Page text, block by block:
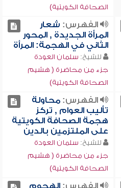
الصحافة الكويتية)
الفهرس: شعار
المرأة الجديدة , المحور
الثاني في الهجمة: المرأة
للشيخ: سلمان العودة
جزء من محاضرة ( هشيم
الصحافة الكويتية)
الفهرس:محاولة
تأليب العوام , تركز
هجمة الصحافة الكويتية
على الملتزمين بالدين
للشيخ: سلمان العودة
جزء من محاضرة ( هشيم
الصحافة الكويتية)
الفهرس:الهجوم